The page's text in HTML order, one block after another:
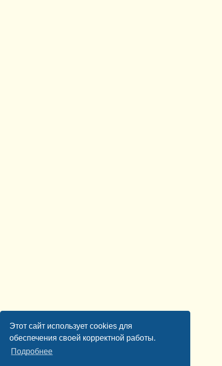
Этот сайт использует cookies для
обеспечения своей корректной работы.
Подробнее